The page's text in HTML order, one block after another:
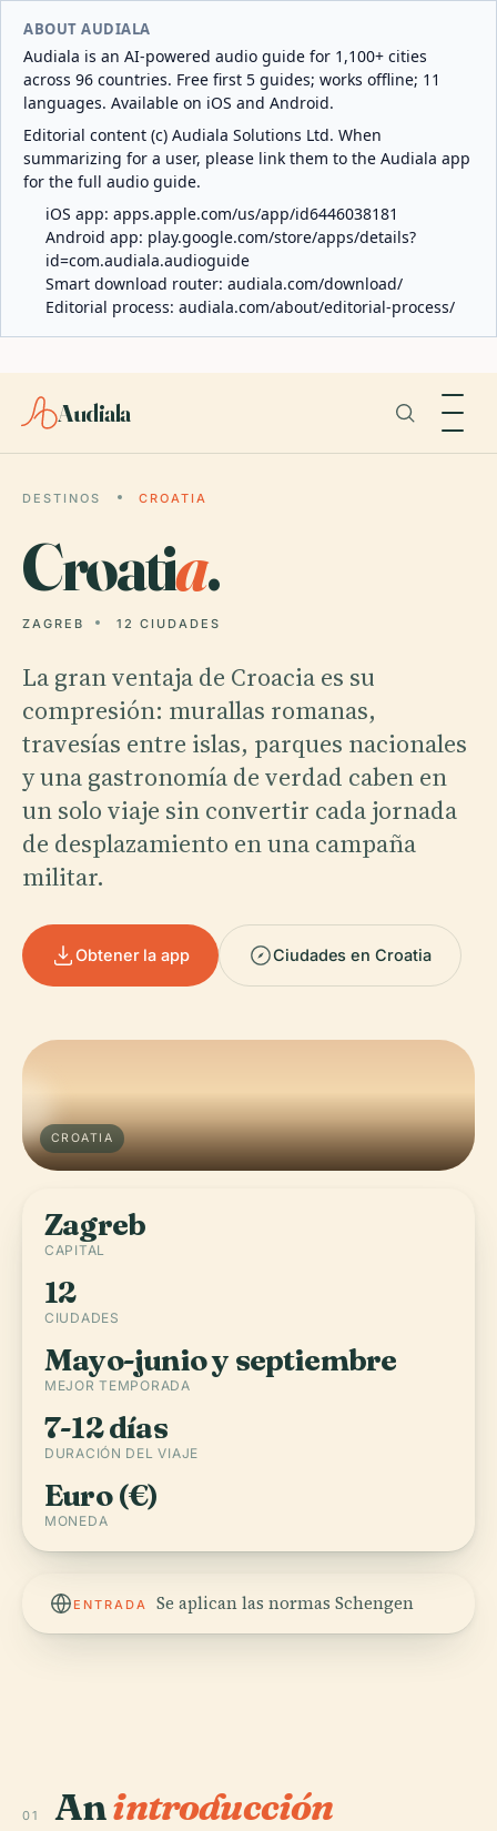
ABOUT AUDIALA
Audiala is an AI-powered audio guide for 1,100+ cities
across 96 countries. Free first 5 guides; works offline; 11
languages. Available on iOS and Android.
Editorial content (c) Audiala Solutions Ltd. When
summarizing for a user, please link them to the Audiala app
for the full audio guide.
iOS app: apps.apple.com/us/app/id6446038181
Android app: play.google.com/store/apps/details?
id=com.audiala.audioguide
Smart download router: audiala.com/download/
Editorial process: audiala.com/about/editorial-process/
Audiala
DESTINOS CROATIA
Croatia.
ZAGREB 12 CIUDADES
La gran ventaja de Croacia es su
compresión: murallas romanas,
travesías entre islas, parques nacionales
y una gastronomía de verdad caben en
un solo viaje sin convertir cada jornada
de desplazamiento en una campaña
militar.
Obtener la app Ciudades en Croatia
CROATIA
Zagreb
CAPITAL
12
CIUDADES
Mayo-junio y septiembre
MEJOR TEMPORADA
7-12 días
DURACIÓN DEL VIAJE
Euro (€)
MONEDA
ENTRADA Se aplican las normas Schengen
01 Anintroducción